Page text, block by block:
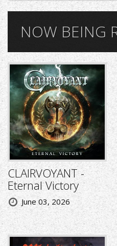
NOW BEING
CLAIRVOYANT -
Eternal Victory
June 03, 2026